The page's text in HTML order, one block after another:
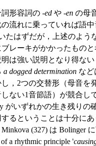
形容詞の -ed や -en の母
流れに乗っていれば語中
たはずだが，上述のよう
レーキがかかったもの
明は強い説明となり得な
a dogged determination など
，2つの交替形（母音を
ない1音節語）が競合し
がいずれかの生き残りの
するということは十分に
(327) は Bolinger
a rhythmic principle '